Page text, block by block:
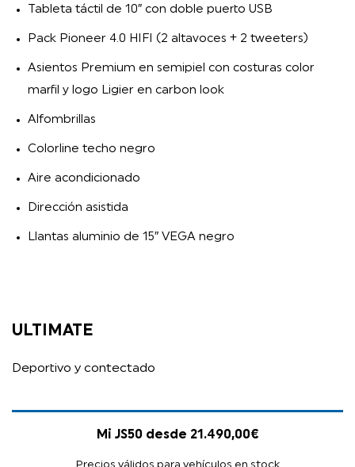
Tableta táctil de 10″ con doble puerto USB
Pack Pioneer 4.0 HIFI (2 altavoces + 2 tweeters)
Asientos Premium en semipiel con costuras color
marfil y logo Ligier en carbon look
Alfombrillas
Colorline techo negro
Aire acondicionado
Dirección asistida
Llantas aluminio de 15″ VEGA negro
ULTIMATE
Deportivo y contectado
Mi JS50 desde 21.490,00€